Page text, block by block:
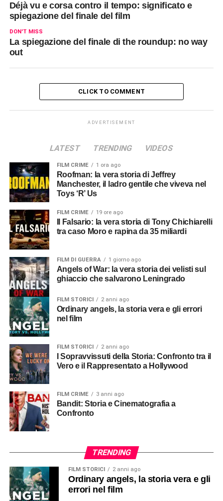
Déjà vu e corsa contro il tempo: significato e
spiegazione del finale del film
DON'T MISS
La spiegazione del finale di the roundup: no way
out
CLICK TO COMMENT
ADVERTISEMENT
LATEST TRENDING VIDEOS
FILM CRIME 1 ora ago
Roofman: la vera storia di Jeffrey
Manchester, il ladro gentile che viveva nel
Toys ‘R’ Us
FILM CRIME 19 ore ago
tra caso Moro e rapina da 35 miliardi
FILM DI GUERRA 1 giorno ago
Angels of War: la vera storia dei velisti sul
ghiaccio che salvarono Leningrado
FILM STORICI 2 anni ago
Ordinary angels, la storia vera e gli errori
nel film
FILM STORICI 2 anni ago
Vero e il Rappresentato a Hollywood
FILM CRIME 3 anni ago
Bandit: Storia e Cinematografia a
Confronto
TRENDING
FILM STORICI 2 anni ago
Ordinary angels, la storia vera e gli
errori nel film